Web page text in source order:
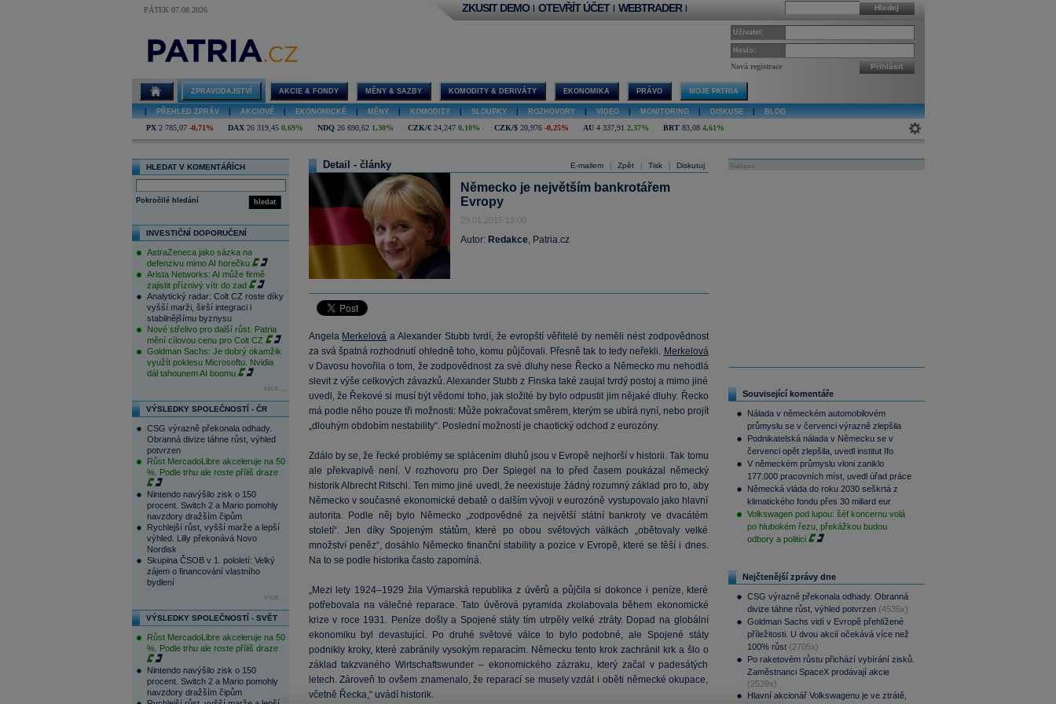
PÁTEK 07.08.2026 Hledej
ZKUSIT DEMO | OTEVŘÍT ÚČET | WEBTRADER |
Uživatel:
Heslo:
Nová registrace Přihlásit
ZPRAVODAJSTVÍ AKCIE & FONDY MĚNY & SAZBY KOMODITY & DERIVÁTY EKONOMIKA PRÁVO MOJE PATRIA
PŘEHLED ZPRÁV AKCIOVÉ EKONOMICKÉ MĚNY KOMODITY SLOUPKY ROZHOVORY VIDEO MONITORING DISKUSE BLOG
PX 2 785,07 -0,71% DAX 26 319,45 0,69% NDQ 26 690,62 1,30% CZK/€ 24,247 0,10% CZK/$ 20,976 -0,25% AU 4 337,91 2,37% BRT 83,08 4,61%
HLEDAT V KOMENTÁŘÍCH
hledat
Pokročilé hledání
INVESTIČNÍ DOPORUČENÍ
AstraZeneca jako sázka na
defenzivu mimo AI horečku
Arista Networks: AI může firmě
zajistit příznivý vítr do zad
Analytický radar: Colt CZ roste díky
vyšší marži, širší integraci i
stabilnějšímu byznysu
Nové střelivo pro další růst. Patria
mění cílovou cenu pro Colt CZ
Goldman Sachs: Je dobrý okamžik
využít poklesu Microsoftu. Nvidia
dál tahounem AI boomu
více...
VÝSLEDKY SPOLEČNOSTÍ - ČR
CSG výrazně překonala odhady.
Obranná divize táhne růst, výhled
potvrzen
Růst MercadoLibre akceleruje na 50
%. Podle trhu ale roste příliš draze
Nintendo navýšilo zisk o 150
procent. Switch 2 a Mario pomohly
navzdory dražším čipům
Rychlejší růst, vyšší marže a lepší
výhled. Lilly překonává Novo
Nordisk
Skupina ČSOB v 1. pololetí: Velký
zájem o financování vlastního
bydlení
více...
VÝSLEDKY SPOLEČNOSTÍ - SVĚT
Růst MercadoLibre akceleruje na 50
%. Podle trhu ale roste příliš draze
Nintendo navýšilo zisk o 150
procent. Switch 2 a Mario pomohly
navzdory dražším čipům
E-mailem Zpět Tisk Diskutuj
Detail - články
Německo je největším bankrotářem
Evropy
29.01.2015 13:00
Autor: Redakce, Patria.cz
Angela Merkelová a Alexander Stubb tvrdí, že evropští věřitelé by neměli nést zodpovědnost
za svá špatná rozhodnutí ohledně toho, komu půjčovali. Přesně tak to tedy neřekli. Merkelová
v Davosu hovořila o tom, že zodpovědnost za své dluhy nese Řecko a Německo mu nehodlá
slevit z výše celkových závazků. Alexander Stubb z Finska také zaujal tvrdý postoj a mimo jiné
uvedl, že Řekové si musí být vědomi toho, jak složité by bylo odpustit jim nějaké dluhy. Řecko
má podle něho pouze tři možnosti: Může pokračovat směrem, kterým se ubírá nyní, nebo projít
„dlouhým obdobím nestability“. Poslední možností je chaotický odchod z eurozóny.
Zdálo by se, že řecké problémy se splácením dluhů jsou v Evropě nejhorší v historii. Tak tomu
ale překvapivě není. V rozhovoru pro Der Spiegel na to před časem poukázal německý
historik Albrecht Ritschl. Ten mimo jiné uvedl, že neexistuje žádný rozumný základ pro to, aby
Německo v současné ekonomické debatě o dalším vývoji v eurozóně vystupovalo jako hlavní
autorita. Podle něj bylo Německo „zodpovědné za největší státní bankroty ve dvacátém
století“. Jen díky Spojeným státům, které po obou světových válkách „obětovaly velké
množství peněz“, dosáhlo Německo finanční stability a pozice v Evropě, které se těší i dnes.
Na to se podle historika často zapomíná.
„Mezi lety 1924–1929 žila Výmarská republika z úvěrů a půjčila si dokonce i peníze, které
potřebovala na válečné reparace. Tato úvěrová pyramida zkolabovala během ekonomické
krize v roce 1931. Peníze došly a Spojené státy tím utrpěly velké ztráty. Dopad na globální
ekonomiku byl devastující. Po druhé světové válce to bylo podobné, ale Spojené státy
podnikly kroky, které zabránily vysokým reparacím. Německu tento krok zachránil krk a šlo o
základ takzvaného Wirtschaftswunder – ekonomického zázraku, který začal v padesátých
letech. Zároveň to ovšem znamenalo, že reparací se musely vzdát i oběti německé okupace,
včetně Řecka,“ uvádí historik.
Reklama
Související komentáře
Nálada v německém automobilovém
průmyslu se v červenci výrazně zlepšila
Podnikatelská nálada v Německu se v
červenci opět zlepšila, uvedl institut Ifo
V německém průmyslu vloni zaniklo
177.000 pracovních míst, uvedl úřad práce
Německá vláda do roku 2030 seškrtá z
klimatického fondu přes 30 miliard eur
Volkswagen pod lupou: šéf koncernu volá
po hlubokém řezu, překážkou budou
odbory a politici
Nejčtenější zprávy dne
CSG výrazně překonala odhady. Obranná
divize táhne růst, výhled potvrzen (4535x)
Goldman Sachs vidí v Evropě přehlížené
příležitosti. U dvou akcií očekává více než
100% růst (2705x)
Po raketovém růstu přichází vybírání zisků.
Zaměstnanci SpaceX prodávají akcie
(2539x)
Hlavní akcionář Volkswagenu je ve ztrátě,